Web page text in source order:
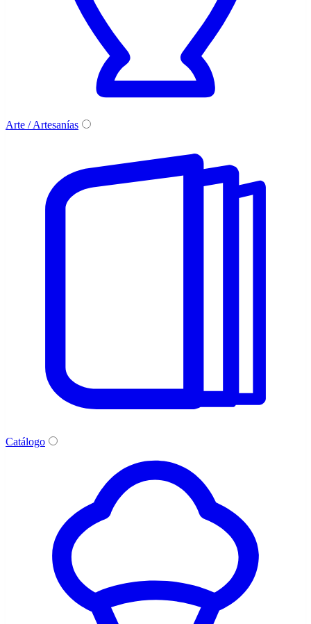
Arte / Artesanías
Catálogo